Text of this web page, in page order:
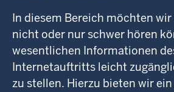
In diesem Bereich möchten
nicht oder nur schwer hören
wesentlichen Informationen
Internetauftritts leicht
zu stellen. Hierzu bieten wir